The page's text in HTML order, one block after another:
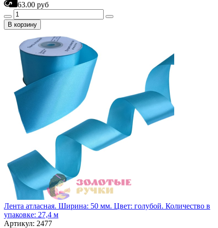
63.00 руб
В корзину
Лента атласная. Ширина: 50 мм. Цвет: голубой. Количество в
упаковке: 27,4 м
Артикул: 2477